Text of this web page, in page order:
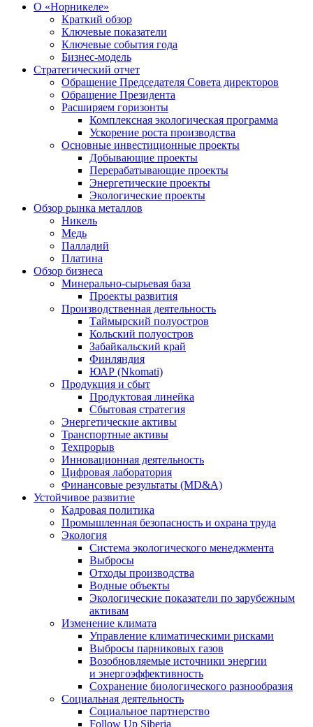
О «Норникеле»
Краткий обзор
Ключевые показатели
Ключевые события года
Бизнес-модель
Стратегический отчет
Обращение Председателя Совета директоров
Обращение Президента
Расширяем горизонты
Комплексная экологическая программа
Ускорение роста производства
Основные инвестиционные проекты
Добывающие проекты
Перерабатывающие проекты
Энергетические проекты
Экологические проекты
Обзор рынка металлов
Никель
Медь
Палладий
Платина
Обзор бизнеса
Минерально-сырьевая база
Проекты развития
Производственная деятельность
Таймырский полуостров
Кольский полуостров
Забайкальский край
Финляндия
ЮАР (Nkomati)
Продукция и сбыт
Продуктовая линейка
Сбытовая стратегия
Энергетические активы
Транспортные активы
Техпрорыв
Инновационная деятельность
Цифровая лаборатория
Финансовые результаты (MD&A)
Устойчивое развитие
Кадровая политика
Промышленная безопасность и охрана труда
Экология
Система экологического менеджмента
Выбросы
Отходы производства
Водные объекты
Экологические показатели по зарубежным
активам
Изменение климата
Управление климатическими рисками
Выбросы парниковых газов
Возобновляемые источники энергии
и энергоэффективность
Сохранение биологического разнообразия
Социальная деятельность
Социальное партнерство
Follow Up Siberia